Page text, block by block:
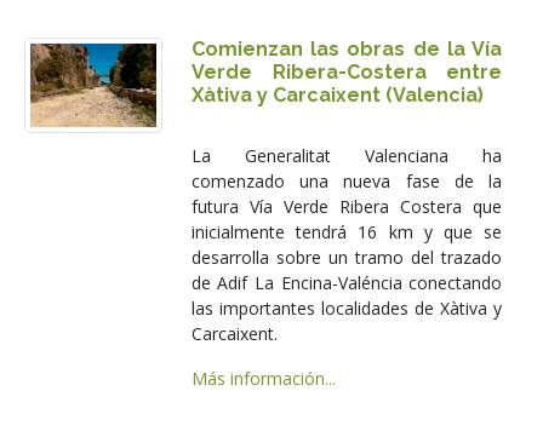
Comienzan las obras de la Vía
Verde Ribera-Costera entre
Xàtiva y Carcaixent (Valencia)
La Generalitat Valenciana ha
comenzado una nueva fase de la
futura Vía Verde Ribera Costera que
inicialmente tendrá 16 km y que se
desarrolla sobre un tramo del trazado
de Adif La Encina-Valéncia conectando
las importantes localidades de Xàtiva y
Carcaixent.
Más información...